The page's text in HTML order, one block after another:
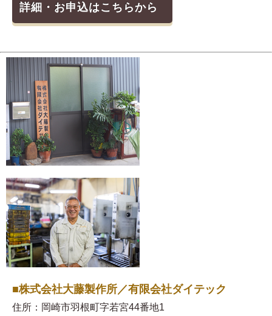
詳細・お申込はこちらから
■株式会社大藤製作所／有限会社ダイテック
住所：岡崎市羽根町字若宮44番地1